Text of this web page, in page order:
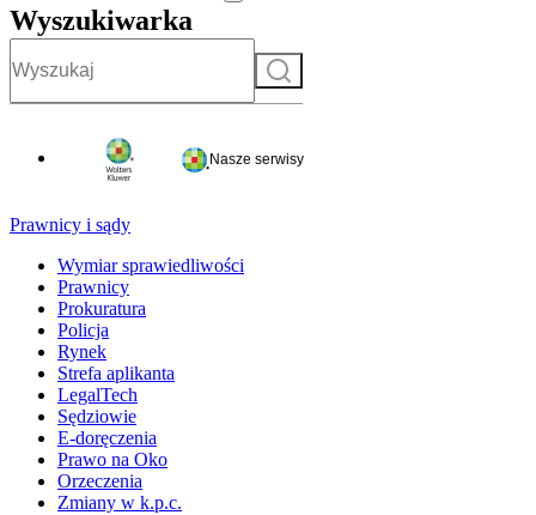
Wyszukiwarka
Szukaj
Nasze serwisy
Prawnicy i sądy
Wymiar sprawiedliwości
Prawnicy
Prokuratura
Policja
Rynek
Strefa aplikanta
LegalTech
Sędziowie
E-doręczenia
Prawo na Oko
Orzeczenia
Zmiany w k.p.c.